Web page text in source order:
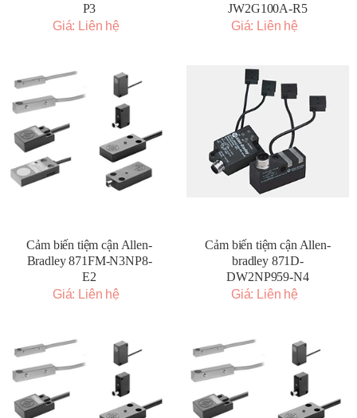
P3
Giá: Liên hệ
JW2G100A-R5
Giá: Liên hệ
Cảm biến tiệm cận Allen-
Bradley 871FM-N3NP8-
E2
Giá: Liên hệ
Cảm biến tiệm cận Allen-
bradley 871D-
DW2NP959-N4
Giá: Liên hệ